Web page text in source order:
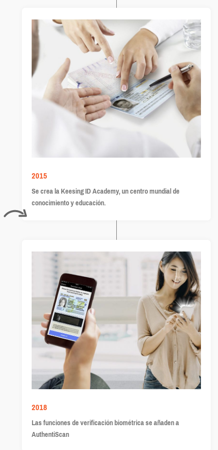
2015
Se crea la Keesing ID Academy, un centro mundial de
conocimiento y educación.
2018
Las funciones de verificación biométrica se añaden a
AuthentiScan